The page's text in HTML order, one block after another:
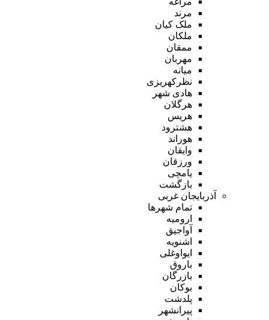
مرند
ملک کیان
ملکان
ممقان
مهربان
میانه
نظرکهریزی
هادی شهر
هرگلان
هریس
هشترود
هوراند
وایقان
ورزقان
یامچی
بازگشت
آذربایجان غربی
تمام شهر‌ها
ارومیه
آواجیق
اشنویه
ایواوغلی
باروق
بازرگان
بوکان
پلدشت
پیرانشهر